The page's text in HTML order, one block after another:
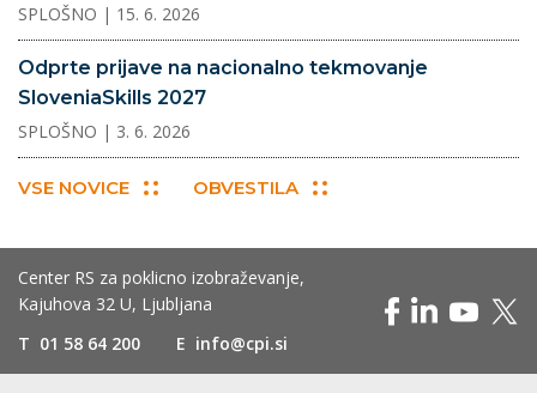
SPLOŠNO | 15. 6. 2026
Odprte prijave na nacionalno tekmovanje
SloveniaSkills 2027
SPLOŠNO | 3. 6. 2026
VSE NOVICE OBVESTILA
Center RS za poklicno izobraževanje,
Kajuhova 32 U, Ljubljana
T 01 58 64 200 E info@cpi.si